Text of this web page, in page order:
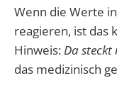
Wenn die Werte
reagieren, ist das
Hinweis:Da steckt
das medizinisch